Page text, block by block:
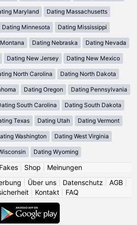
Maryland Dating Massachusetts
Dating Minnesota Dating Mississippi
Dating Nebraska Dating Nevada
Dating New Jersey Dating New Mexico
North Carolina Dating North Dakota
Dating Oregon Dating Pennsylvania
South Carolina Dating South Dakota
Texas Dating Utah Dating Vermont
Washington Dating West Virginia
Dating Wyoming
Fakes| Shop
Meinungen
Über uns Datenschutz AGB
Kontakt FAQ